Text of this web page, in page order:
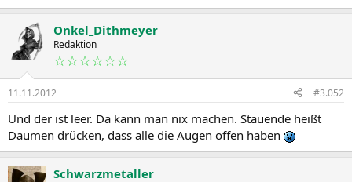
Onkel_Dithmeyer
Redaktion
☆☆☆☆☆☆
11.11.2012 #3.052
Und der ist leer. Da kann man nix machen. Stauende heißt
Daumen drücken, dass alle die Augen offen haben
Schwarzmetaller